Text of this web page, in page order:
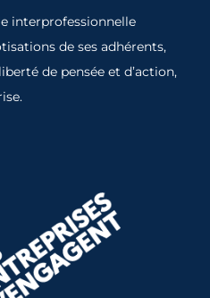
interprofessionnelle
de ses adhérents,
de pensée et d’action,